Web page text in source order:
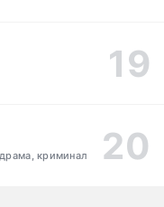
криминал